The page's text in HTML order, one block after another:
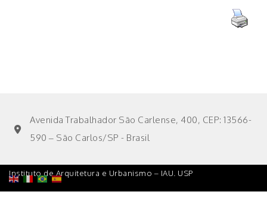
Avenida Trabalhador São Carlense, 400, CEP: 13566-
590 – São Carlos/SP - Brasil
Instituto de Arquitetura e Urbanismo – IAU. USP